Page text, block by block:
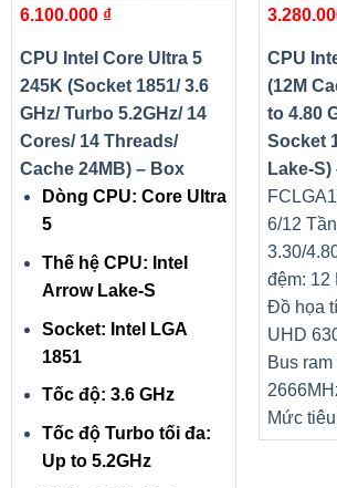
Threads/ Cache 24MB) – Box
6.100.000 ₫
CPU Intel Core Ultra 5
245K (Socket 1851/ 3.6
GHz/ Turbo 5.2GHz/ 14
Cores/ 14 Threads/
Cache 24MB) – Box
Dòng CPU: Core Ultra
5
Thế hệ CPU: Intel
Arrow Lake-S
Socket: Intel LGA
1851
Tốc độ: 3.6 GHz
Tốc độ Turbo tối đa:
Up to 5.2GHz
1200,
CPU
(12M
to 4.80
Socket
Lake-S)
6/12
3.30/
đệm: 12
Đồ họa
UHD
Bus
Mức